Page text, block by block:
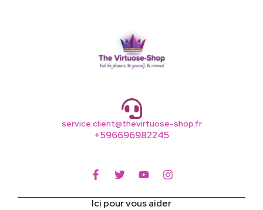
service.client@thevirtuose-shop.fr
+596696982245
Ici pour vous aider